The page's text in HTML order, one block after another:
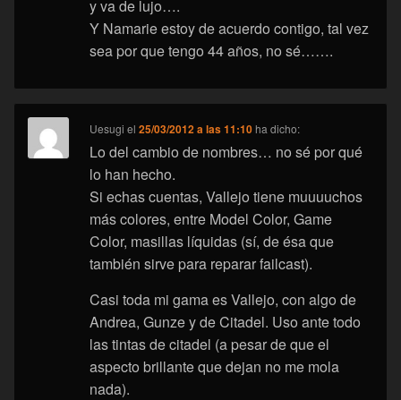
y va de lujo….
Y Namarie estoy de acuerdo contigo, tal vez
sea por que tengo 44 años, no sé…….
Uesugi el25/03/2012 a las 11:10 ha dicho:
Lo del cambio de nombres… no sé por qué
lo han hecho.
Si echas cuentas, Vallejo tiene muuuuchos
más colores, entre Model Color, Game
Color, masillas líquidas (sí, de ésa que
también sirve para reparar failcast).
Casi toda mi gama es Vallejo, con algo de
Andrea, Gunze y de Citadel. Uso ante todo
las tintas de citadel (a pesar de que el
aspecto brillante que dejan no me mola
nada).